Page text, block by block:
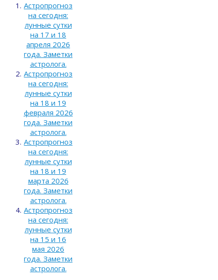
Астропрогноз
на сегодня:
лунные сутки
на 17 и 18
апреля 2026
года. Заметки
астролога.
Астропрогноз
на сегодня:
лунные сутки
на 18 и 19
февраля 2026
года. Заметки
астролога.
Астропрогноз
на сегодня:
лунные сутки
на 18 и 19
марта 2026
года. Заметки
астролога.
Астропрогноз
на сегодня:
лунные сутки
на 15 и 16
мая 2026
года. Заметки
астролога.